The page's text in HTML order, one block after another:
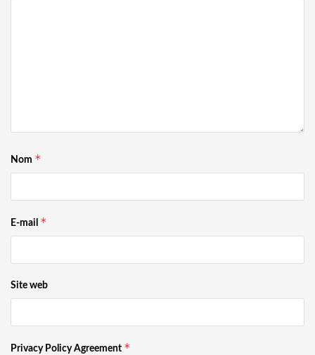
Nom *
E-mail *
Site web
Privacy Policy Agreement *